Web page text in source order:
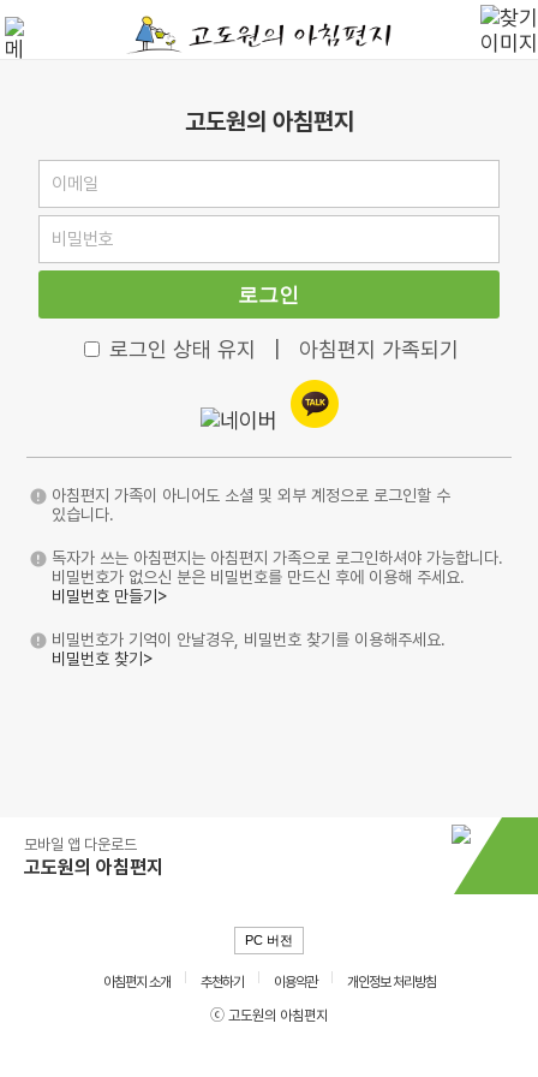
고도원의 아침편지
로그인
로그인 상태 유지 아침편지 가족되기
아침편지 가족이 아니어도 소셜 및 외부 계정으로 로그인할 수
있습니다.
독자가 쓰는 아침편지는 아침편지 가족으로 로그인하셔야 가능합니다.
비밀번호가 없으신 분은 비밀번호를 만드신 후에 이용해 주세요.
비밀번호 만들기>
비밀번호가 기억이 안날경우, 비밀번호 찾기를 이용해주세요.
비밀번호 찾기>
모바일 앱 다운로드
고도원의 아침편지
PC 버전
아침편지 소개 추천하기 이용약관
개인정보 처리방침
ⓒ 고도원의 아침편지